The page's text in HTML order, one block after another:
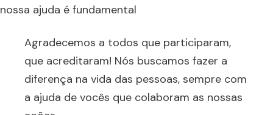
nossa ajuda é fundamental
Agradecemos a todos que participaram,
que acreditaram! Nós buscamos fazer a
diferença na vida das pessoas, sempre com
a ajuda de vocês que colaboram as nossas